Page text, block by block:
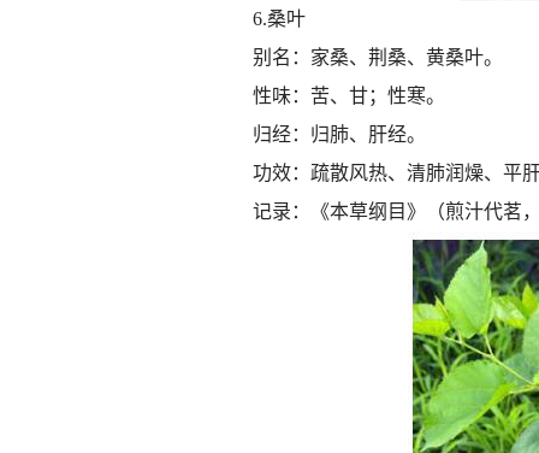
6.桑叶
别名：家桑、荆桑、黄桑叶。
性味：苦、甘；性寒。
归经：归肺、肝经。
功效：疏散风热、清肺润燥、平
记录：《本草纲目》（煎汁代茗